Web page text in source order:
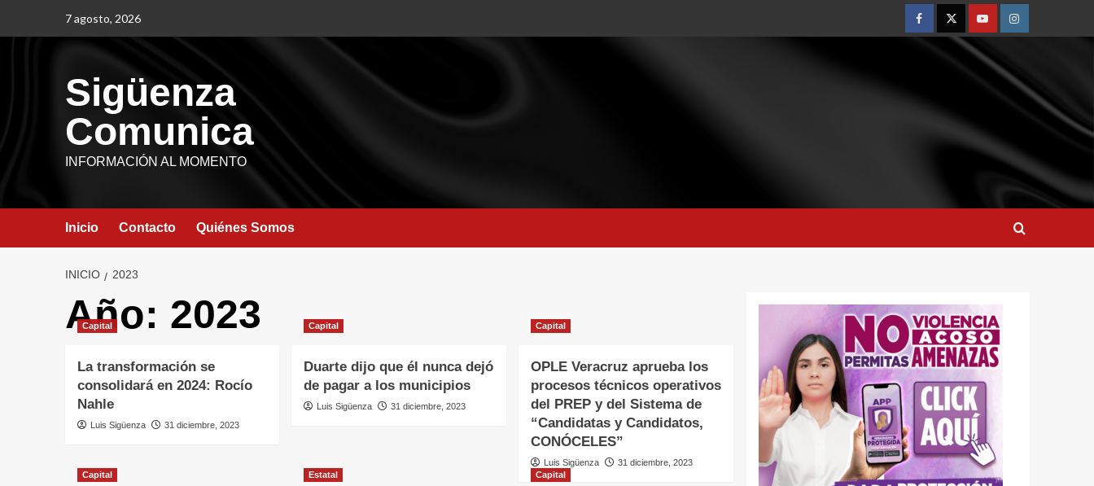
7 agosto, 2026
Sigüenza
Comunica
INFORMACIÓN AL MOMENTO
Inicio Contacto Quiénes Somos
INICIO 2023
Año: 2023
Capital
La transformación se
consolidará en 2024: Rocío
Nahle
Luis Sigüenza 31 diciembre, 2023
Capital
Duarte dijo que él nunca dejó
de pagar a los municipios
Luis Sigüenza 31 diciembre, 2023
Capital
OPLE Veracruz aprueba los
procesos técnicos operativos
del PREP y del Sistema de
“Candidatas y Candidatos,
CONÓCELES”
Luis Sigüenza
31 diciembre, 2023
Capital
Estatal Capital